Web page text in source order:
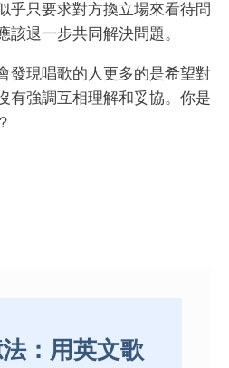
乎只要求對方換立場來看待問
該退一步共同解決問題。
發現唱歌的人更多的是希望對
有強調互相理解和妥協。你是
：用英文歌